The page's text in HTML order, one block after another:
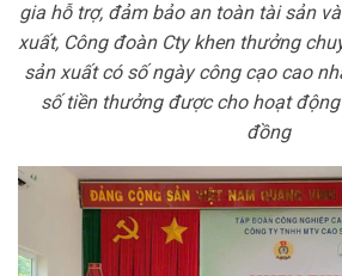
gia hỗ trợ, đảm bảo an toàn tài sản
xuất, Công đoàn Cty khen thưởng
sản xuất có số ngày công cạo cao
số tiền thưởng được cho hoạt
đồng